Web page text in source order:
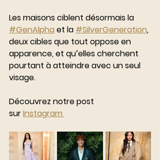
Les maisons ciblent désormais la
#GenAlpha et la #SilverGeneration,
deux cibles que tout oppose en
apparence, et qu’elles cherchent
pourtant à atteindre avec un seul
visage.
Découvrez notre post
sur Instagram